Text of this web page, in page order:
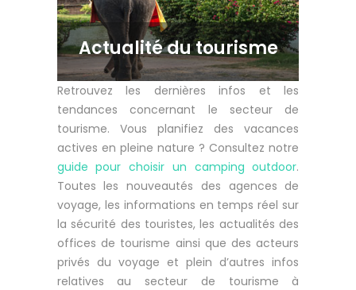
Actualité du tourisme
Retrouvez les dernières infos et les
tendances concernant le secteur de
tourisme. Vous planifiez des vacances
actives en pleine nature ? Consultez notre
guide pour choisir un camping outdoor.
Toutes les nouveautés des agences de
voyage, les informations en temps réel sur
la sécurité des touristes, les actualités des
offices de tourisme ainsi que des acteurs
privés du voyage et plein d’autres infos
relatives au secteur de tourisme à